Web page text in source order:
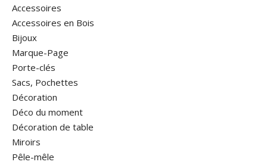
Accessoires
Accessoires en Bois
Bijoux
Marque-Page
Porte-clés
Sacs, Pochettes
Décoration
Déco du moment
Décoration de table
Miroirs
Pêle-mêle